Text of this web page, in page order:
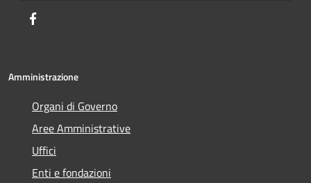
Amministrazione
Organi di Governo
Aree Amministrative
Uffici
Enti e fondazioni